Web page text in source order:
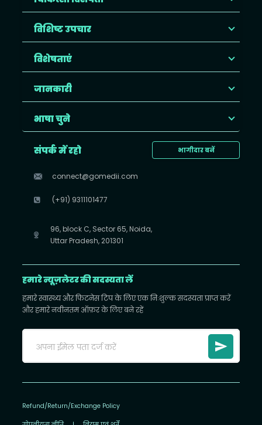
विशिष्ट उपचार
विशेषताएं
जानकारी
भाषा चुने
भागीदार बनें
संपर्क में रहो
connect@gomedii.com
(+91) 9311101477
96, block C, Sector 65, Noida,
Uttar Pradesh, 201301
हमारे न्यूज़लेटर की सदस्यता लें
हमारे स्वास्थ्य और फिटनेस टिप के लिए एक निःशुल्क सदस्यता प्राप्त करें
और हमारे नवीनतम ऑफ़र के लिए बने रहें
Refund/Return/Exchange Policy